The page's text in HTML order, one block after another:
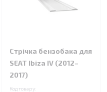
Стрічка бензобака для
SEAT Ibiza IV (2012–
2017)
Код товару: